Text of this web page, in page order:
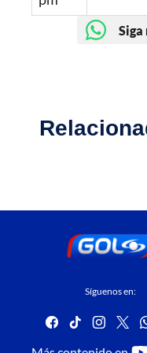
Síguenos en:
facebook
tiktok